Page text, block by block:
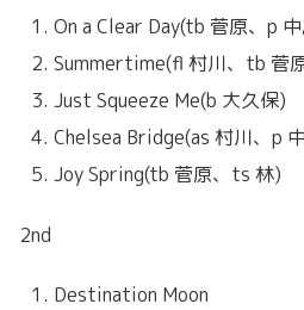
On a Clear Day(tb 菅原、p
Summertime(fl 村川、tb 菅
Just Squeeze Me(b 大久保)
Chelsea Bridge(as 村川、p
Joy Spring(tb 菅原、ts 林)
2nd
Destination Moon